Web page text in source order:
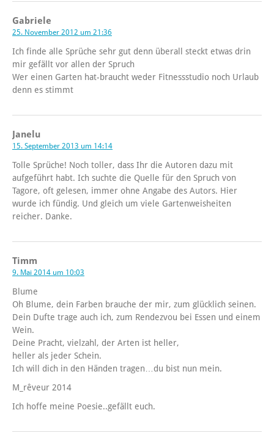
Gabriele
25. November 2012 um 21:36
Ich finde alle Sprüche sehr gut denn überall steckt etwas drin
mir gefällt vor allen der Spruch
Wer einen Garten hat-braucht weder Fitnessstudio noch Urlaub
denn es stimmt
Janelu
15. September 2013 um 14:14
Tolle Sprüche! Noch toller, dass Ihr die Autoren dazu mit
aufgeführt habt. Ich suchte die Quelle für den Spruch von
Tagore, oft gelesen, immer ohne Angabe des Autors. Hier
wurde ich fündig. Und gleich um viele Gartenweisheiten
reicher. Danke.
Timm
9. Mai 2014 um 10:03
Blume
Oh Blume, dein Farben brauche der mir, zum glücklich seinen.
Dein Dufte trage auch ich, zum Rendezvou bei Essen und einem
Wein.
Deine Pracht, vielzahl, der Arten ist heller,
heller als jeder Schein.
Ich will dich in den Händen tragen…du bist nun mein.
M_rêveur 2014
Ich hoffe meine Poesie..gefällt euch.